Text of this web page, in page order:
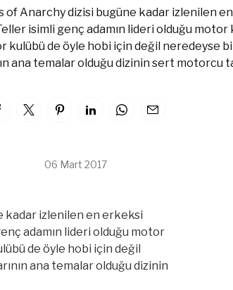
of Anarchy dizisi bugüne kadar izlenilen
isimli genç adamın lideri olduğu
kulübü de öyle hobi için değil neredeyse
ana temalar olduğu dizinin sert motorcu
06 Mart 2017
kadar izlenilen en erkeksi
adamın lideri olduğu motor
de öyle hobi için değil
ana temalar olduğu dizinin